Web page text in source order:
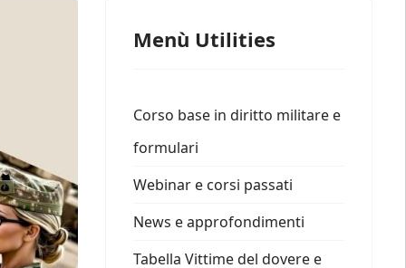
Menù Utilities
Corso base in diritto militare e
formulari
Webinar e corsi passati
News e approfondimenti
Tabella Vittime del dovere e